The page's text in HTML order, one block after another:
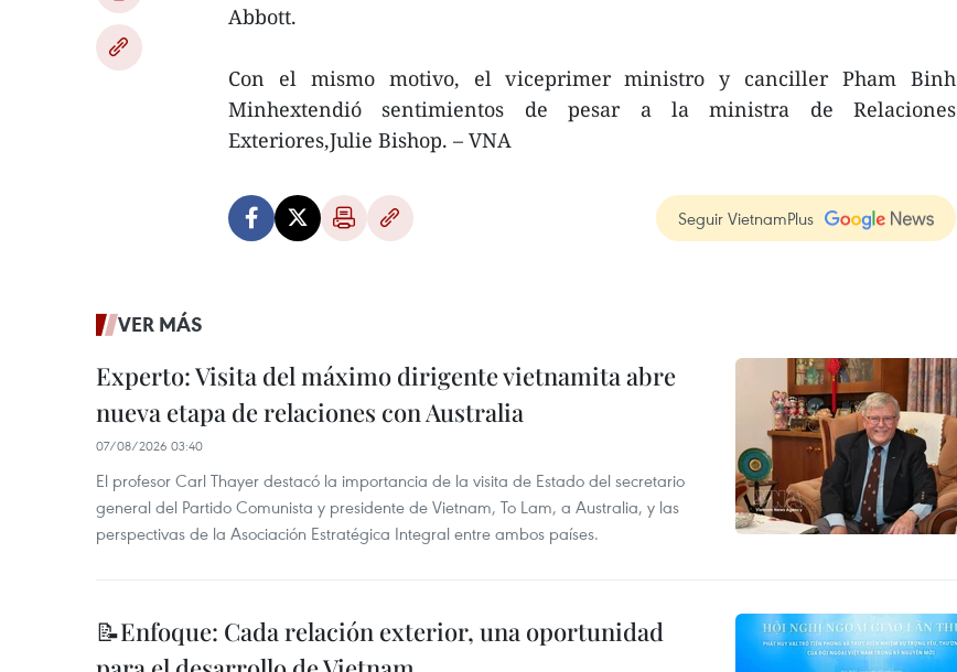
Abbott.
Con el mismo motivo, el viceprimer ministro y canciller Pham Binh
Minhextendió sentimientos de pesar a la ministra de Relaciones
Exteriores,Julie Bishop. – VNA
Seguir VietnamPlus
VER MÁS
Experto: Visita del máximo dirigente vietnamita abre
nueva etapa de relaciones con Australia
07/08/2026 03:40
El profesor Carl Thayer destacó la importancia de la visita de Estado del secretario
general del Partido Comunista y presidente de Vietnam, To Lam, a Australia, y las
perspectivas de la Asociación Estratégica Integral entre ambos países.
📝Enfoque: Cada relación exterior, una oportunidad